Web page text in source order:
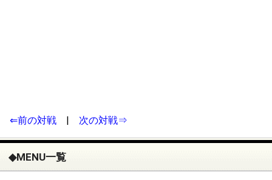
⇐前の対戦 | 次の対戦⇒
◆MENU一覧